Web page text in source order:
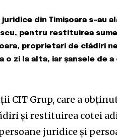
din Timișoara s-au
pentru restituirea
proprietari de clădiri
o zi la alta, iar șansele de
CIT Grup, care a
și restituirea cotei
juridice și